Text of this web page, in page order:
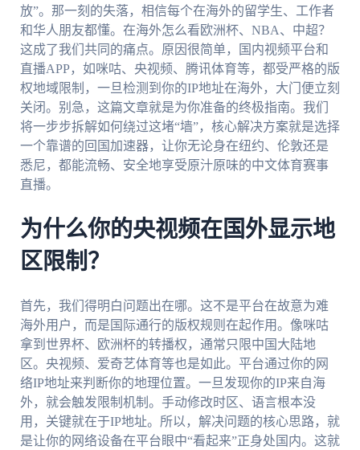
放”。那一刻的失落，相信每个在海外的留学生、工作者
和华人朋友都懂。在海外怎么看欧洲杯、NBA、中超？
这成了我们共同的痛点。原因很简单，国内视频平台和
直播APP，如咪咕、央视频、腾讯体育等，都受严格的版
权地域限制，一旦检测到你的IP地址在海外，大门便立刻
关闭。别急，这篇文章就是为你准备的终极指南。我们
将一步步拆解如何绕过这堵“墙”，核心解决方案就是选择
一个靠谱的回国加速器，让你无论身在纽约、伦敦还是
悉尼，都能流畅、安全地享受原汁原味的中文体育赛事
直播。
为什么你的央视频在国外显示地
区限制？
首先，我们得明白问题出在哪。这不是平台在故意为难
海外用户，而是国际通行的版权规则在起作用。像咪咕
拿到世界杯、欧洲杯的转播权，通常只限中国大陆地
区。央视频、爱奇艺体育等也是如此。平台通过你的网
络IP地址来判断你的地理位置。一旦发现你的IP来自海
外，就会触发限制机制。手动修改时区、语言根本没
用，关键就在于IP地址。所以，解决问题的核心思路，就
是让你的网络设备在平台眼中“看起来”正身处国内。这就